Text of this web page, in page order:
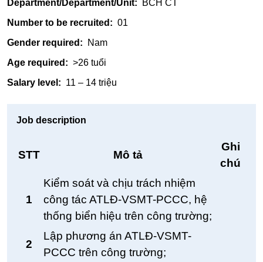
Department/Department/Unit:
BCH CT
Number to be recruited: 01
Gender required:
Nam
Age required: >26 tuổi
Salary level: 11 – 14 triệu
Job description
STT Mô tả
Ghi
chú
1
Kiểm soát và chịu trách nhiệm
công tác ATLĐ-VSMT-PCCC, hệ
thống biển hiệu trên công trường;
2
Lập phương án ATLĐ-VSMT-
PCCC trên công trường;